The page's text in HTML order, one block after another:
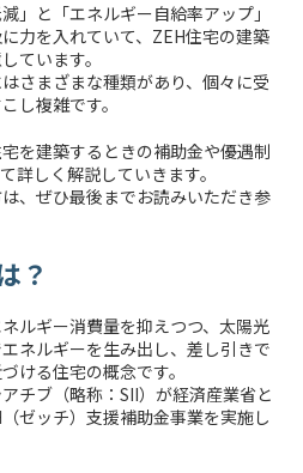
」と「エネルギー自給率アップ」
力を入れていて、ZEH住宅の建築
ています。
さまざまな種類があり、個々に受
し複雑です。
を建築するときの補助金や優遇制
詳しく解説していきます。
、ぜひ最後までお読みいただき参
？
ルギー消費量を抑えつつ、太陽光
ネルギーを生み出し、差し引きで
ける住宅の概念です。
チブ（略称：SII）が経済産業省と
ゼッチ）支援補助金事業を実施し